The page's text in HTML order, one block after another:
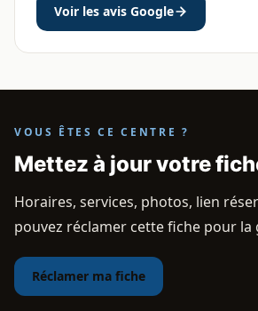
Voir les avis Google
VOUS ÊTES CE CENTRE ?
Mettez à jour votre
Horaires, services, photos, lien
pouvez réclamer cette fiche pour la
Réclamer ma fiche